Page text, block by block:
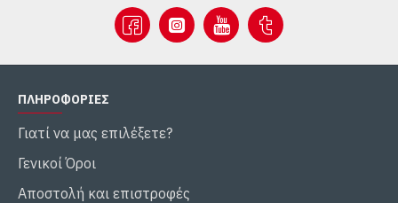
ΠΛΗΡΟΦΟΡΊΕΣ
Γιατί να μας επιλέξετε?
Γενικοί Όροι
Αποστολή και επιστροφές